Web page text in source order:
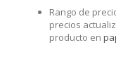
Rango de
precios
producto en